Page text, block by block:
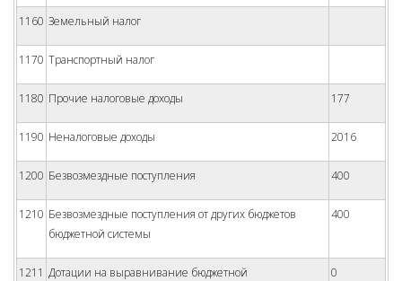
1160 Земельный налог
1170 Транспортный налог
1180 Прочие налоговые доходы 177
1190 Неналоговые доходы 2016
1200 Безвозмездные поступления 400
1210 Безвозмездные поступления от других бюджетов
бюджетной системы
400
1211 Дотации на выравнивание бюджетной
0